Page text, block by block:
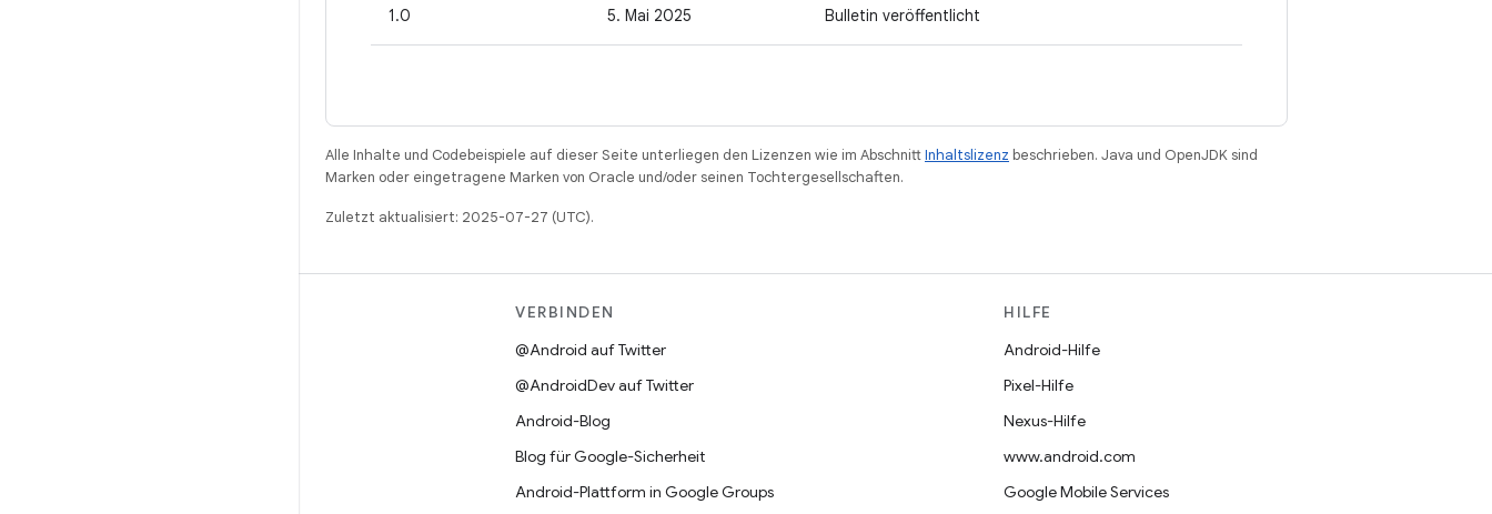
1.0 5. Mai 2025 Bulletin veröffentlicht
Alle Inhalte und Codebeispiele auf dieser Seite unterliegen den Lizenzen wie im AbschnittInhaltslizenz beschrieben. Java und OpenJDK sind
Marken oder eingetragene Marken von Oracle und/oder seinen Tochtergesellschaften.
Zuletzt aktualisiert: 2025-07-27 (UTC).
VERBINDEN
@Android auf Twitter
@AndroidDev auf Twitter
Android-Blog
Blog für Google-Sicherheit
Android-Plattform in Google Groups
HILFE
Android-Hilfe
Pixel-Hilfe
Nexus-Hilfe
www.android.com
Google Mobile Services